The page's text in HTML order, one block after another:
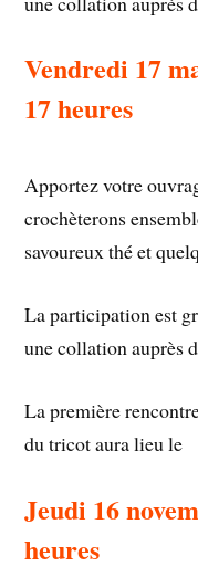
Vendredi 17
17 heures
Apportez votre
crochèterons
savoureux thé et
La participation est
une collation auprès
La première
du tricot aura lieu le
Jeudi 16
heures